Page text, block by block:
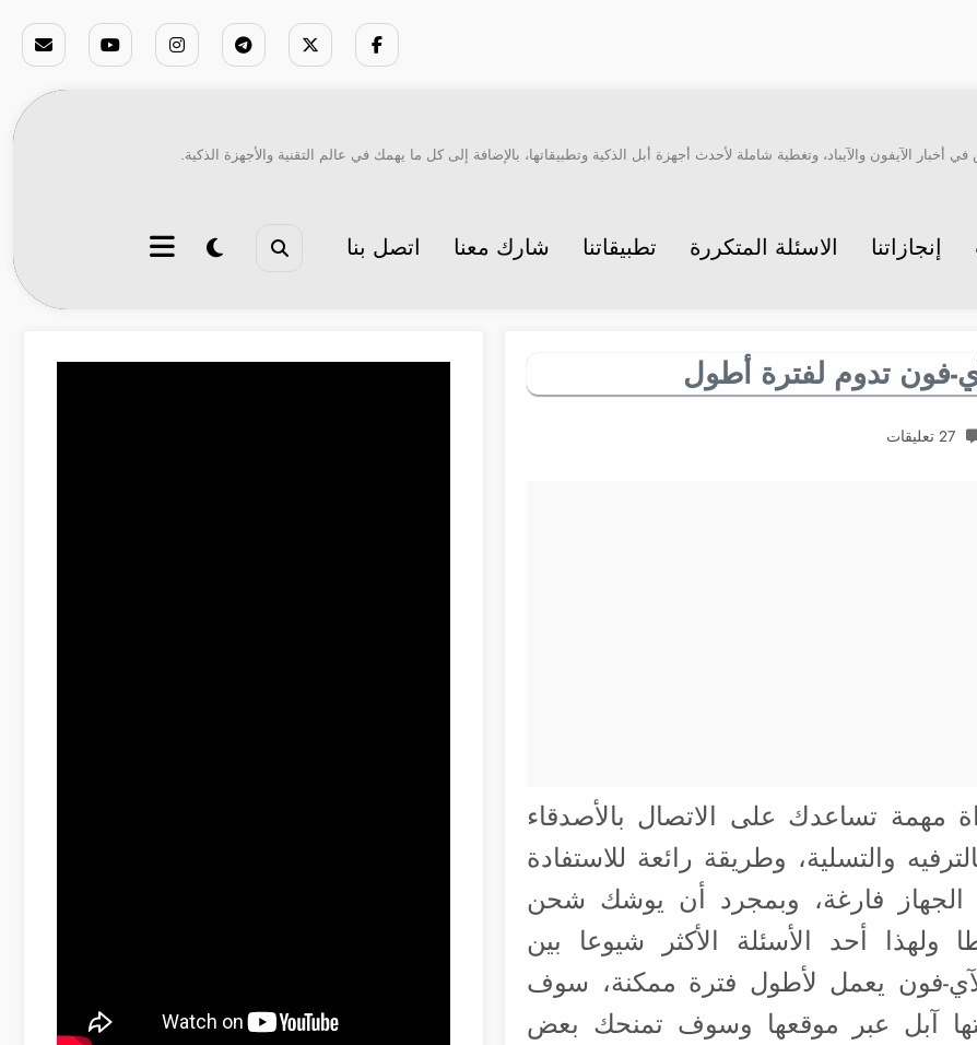
الآيفون والآيباد، وتغطية شاملة لأحدث أجهزة أبل الذكية وتطبيقاتها، بالإضافة إلى كل ما يهمك في عالم التقنية والأجهزة الذكية.
إنجازاتنا الاسئلة المتكررة تطبيقاتنا شارك معنا اتصل بنا
فون تدوم لفترة أطول
27 تعليقات
مهمة تساعدك على الاتصال بالأصدقاء
والتسلية، وطريقة رائعة للاستفادة
الجهاز فارغة، وبمجرد أن يوشك شحن
ولهذا أحد الأسئلة الأكثر شيوعا بين
فون يعمل لأطول فترة ممكنة، سوف
آبل عبر موقعها وسوف تمنحك بعض